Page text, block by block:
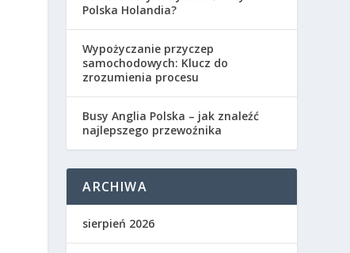
Polska Holandia?
Wypożyczanie przyczep
samochodowych: Klucz do
zrozumienia procesu
Busy Anglia Polska – jak znaleźć
najlepszego przewoźnika
ARCHIWA
sierpień 2026